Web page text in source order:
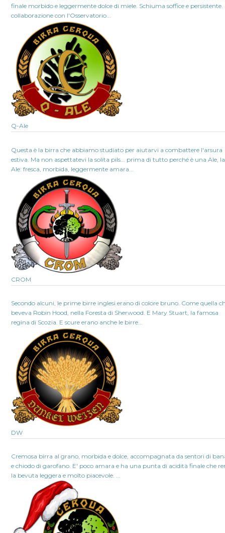
finale morbido e leggermente dolce di miele. Schiuma soffice e persistente.
collaborazione con l'Osservatorio...
Q-Ale
Questa è la birra che abbiamo studiato per aiutarvi a combattere l'arsura
estiva. Ma non aspettatevi la solita pils... prima di tutto perché è una Ale,
Ale: fresca, morbida, leggermente amara...
CROM
Secondo alcuni, le prime birre inglesi erano di colore bruno. Come quella
beveva Robin Hood, nella Foresta di Sherwood. E Mary Stuart, la famosa
regina di Scozia. E scure erano anche le birre...
DW
Cremosa birra al grano, morbida e dolce, accompagnata da sentori di
e chiodo di garofano. E' poco amara e ha una punta di acidità finale che
la bevuta leggera e molto piacevole. ...